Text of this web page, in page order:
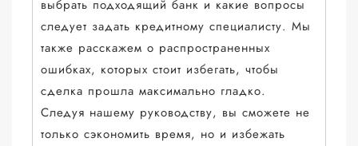
выбрать подходящий банк и какие вопросы
следует задать кредитному специалисту. Мы
также расскажем о распространенных
ошибках, которых стоит избегать, чтобы
сделка прошла максимально гладко.
Следуя нашему руководству, вы сможете не
только сэкономить время, но и избежать